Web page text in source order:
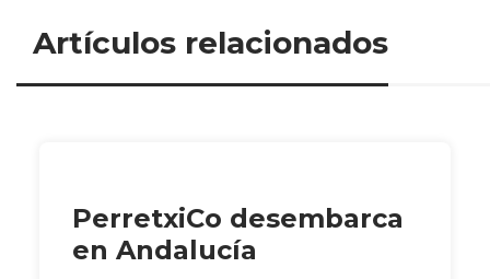
Artículos relacionados
PerretxiCo desembarca
en Andalucía